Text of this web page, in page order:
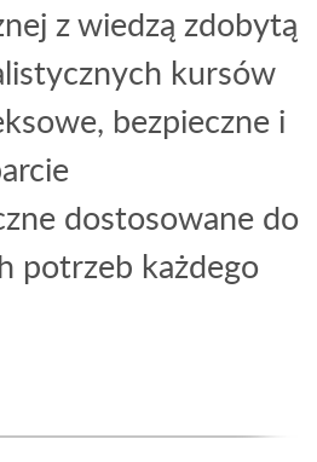
z wiedzą zdobytą
kursów
bezpieczne i
dostosowane do
potrzeb każdego